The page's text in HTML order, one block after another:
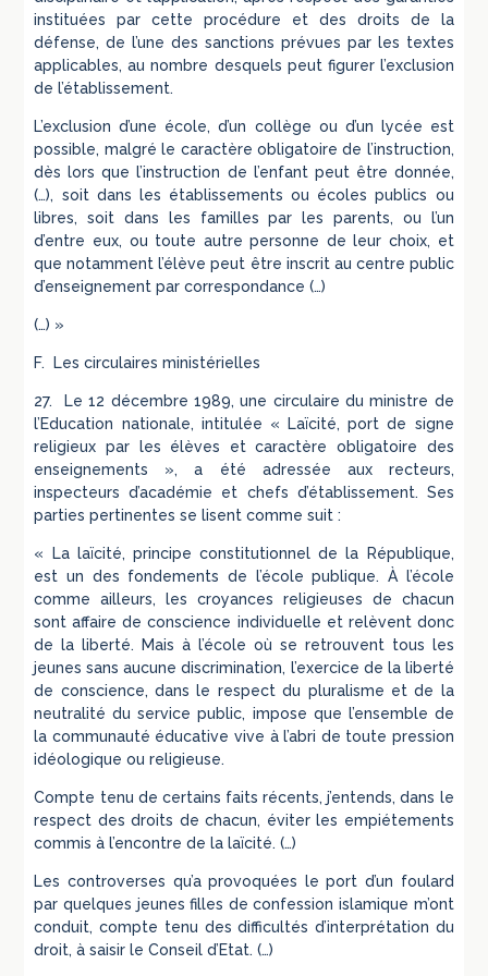
instituées par cette procédure et des droits de la
défense, de l’une des sanctions prévues par les textes
applicables, au nombre desquels peut figurer l’exclusion
de l’établissement.
L’exclusion d’une école, d’un collège ou d’un lycée est
possible, malgré le caractère obligatoire de l’instruction,
dès lors que l’instruction de l’enfant peut être donnée,
(…), soit dans les établissements ou écoles publics ou
libres, soit dans les familles par les parents, ou l’un
d’entre eux, ou toute autre personne de leur choix, et
que notamment l’élève peut être inscrit au centre public
d’enseignement par correspondance (…)
(…) »
F. Les circulaires ministérielles
27. Le 12 décembre 1989, une circulaire du ministre de
l’Education nationale, intitulée « Laïcité, port de signe
religieux par les élèves et caractère obligatoire des
enseignements », a été adressée aux recteurs,
inspecteurs d’académie et chefs d’établissement. Ses
parties pertinentes se lisent comme suit :
« La laïcité, principe constitutionnel de la République,
est un des fondements de l’école publique. À l’école
comme ailleurs, les croyances religieuses de chacun
sont affaire de conscience individuelle et relèvent donc
de la liberté. Mais à l’école où se retrouvent tous les
jeunes sans aucune discrimination, l’exercice de la liberté
de conscience, dans le respect du pluralisme et de la
neutralité du service public, impose que l’ensemble de
la communauté éducative vive à l’abri de toute pression
idéologique ou religieuse.
Compte tenu de certains faits récents, j’entends, dans le
respect des droits de chacun, éviter les empiétements
commis à l’encontre de la laïcité. (…)
Les controverses qu’a provoquées le port d’un foulard
par quelques jeunes filles de confession islamique m’ont
conduit, compte tenu des difficultés d’interprétation du
droit, à saisir le Conseil d’Etat. (…)